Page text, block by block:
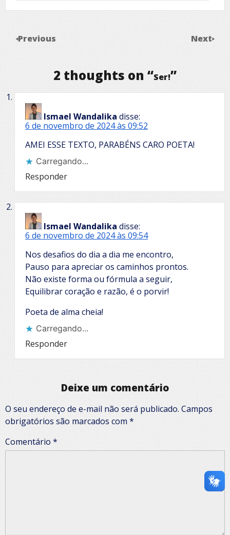
Previous Next
2 thoughts on “Ser!”
Ismael Wandalika disse:
6 de novembro de 2024 às 09:52
AMEI ESSE TEXTO, PARABÉNS CARO POETA!
Carregando...
Responder
Ismael Wandalika disse:
6 de novembro de 2024 às 09:54
Nos desafios do dia a dia me encontro,
Pauso para apreciar os caminhos prontos.
Não existe forma ou fórmula a seguir,
Equilibrar coração e razão, é o porvir!
Poeta de alma cheia!
Carregando...
Responder
Deixe um comentário
O seu endereço de e-mail não será publicado. Campos
obrigatórios são marcados com *
Comentário *